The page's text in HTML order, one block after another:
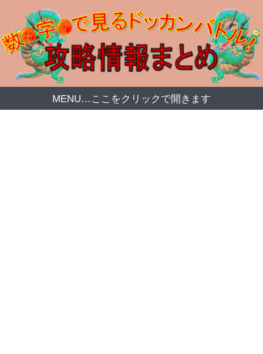
MENU…ここをクリックで開きます